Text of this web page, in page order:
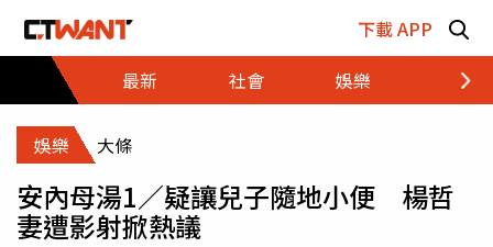
下載 APP
最新
社會 娛樂 財經
娛樂 大條
安內母湯1／疑讓兒子隨地小便 楊哲
妻遭影射掀熱議